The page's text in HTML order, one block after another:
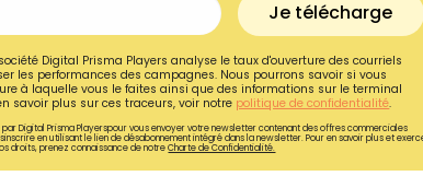
Je télécharge
Digital Prisma Players analyse le taux d'ouverture des courriels
les performances des campagnes. Nous pourrons savoir si vous
à laquelle vous le faites ainsi que des informations sur le terminal
savoir plus sur ces traceurs, voir notre politique de confidentialité.
Digital Prisma Playerspour vous envoyer votre newsletter contenant des offres commerciales
en utilisant le lien de désabonnement intégré dans la newsletter. Pour en savoir plus et
droits, prenez connaissance de notreCharte de Confidentialité.